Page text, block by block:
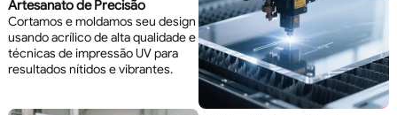
Artesanato de Precisão
Cortamos e moldamos seu design
usando acrílico de alta qualidade e
técnicas de impressão UV para
resultados nítidos e vibrantes.